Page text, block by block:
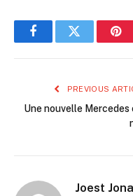
FacebookTwitter
PREVIOUS
Une nouvelle Mercedes
Joest